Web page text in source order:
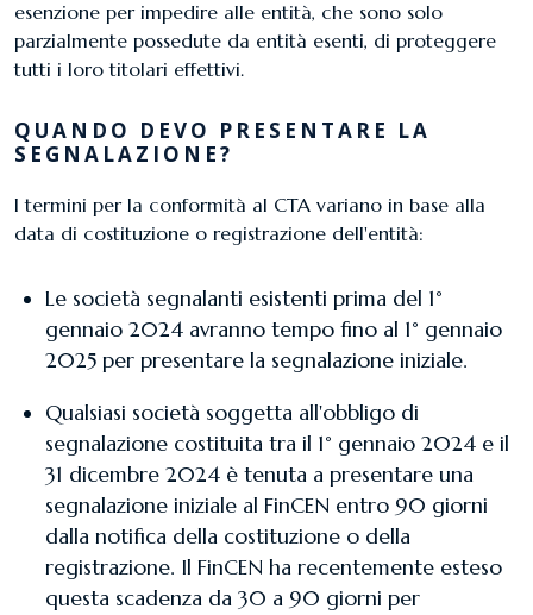
esenzione per impedire alle entità, che sono solo
parzialmente possedute da entità esenti, di proteggere
tutti i loro titolari effettivi.
QUANDO DEVO PRESENTARE LA
SEGNALAZIONE?
I termini per la conformità al CTA variano in base alla
data di costituzione o registrazione dell'entità:
​Le società segnalanti esistenti prima del 1°
gennaio 2024 avranno tempo fino al 1° gennaio
2025 per presentare la segnalazione iniziale.
Qualsiasi società soggetta all'obbligo di
segnalazione costituita tra il 1° gennaio 2024 e il
31 dicembre 2024 è tenuta a presentare una
segnalazione iniziale al FinCEN entro 90 giorni
dalla notifica della costituzione o della
registrazione. Il FinCEN ha recentemente esteso
questa scadenza da 30 a 90 giorni per